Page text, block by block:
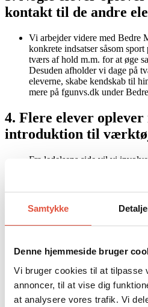
Samtykke
Denne hjemmeside bruger
Vi bruger cookies til at tilpasse
annoncer, til at vise dig
at analysere vores trafik. Vi
kontakt til de andre
Vi arbejder videre med Bedre
konkrete indsatser såsom
tværs af hold m.m. for at øge
Desuden afholder vi dage på
eleverne, skabe kendskab til
mere på fgunvs.dk under
4. Flere elever oplever
introduktion til
Fra ledelsens side vil vi
tættere oplæring og sikring af
Vi uddanner personale i
eleverne kan undervises i
på alle tre skoler.
Vi sørger for oplæg udefra,
sikres i deres fremtidige
Læs resultaterne af
Læs handleplanen for 2025